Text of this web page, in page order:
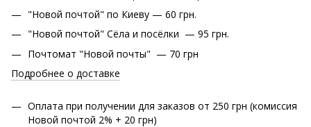
"Новой почтой" по Киеву — 60 грн.
"Новой почтой" Сёла и посёлки — 95 грн.
Почтомат "Новой почты" — 70 грн
Подробнее о доставке
Оплата при получении для заказов от 250 грн (комиссия
Новой почтой 2% + 20 грн)